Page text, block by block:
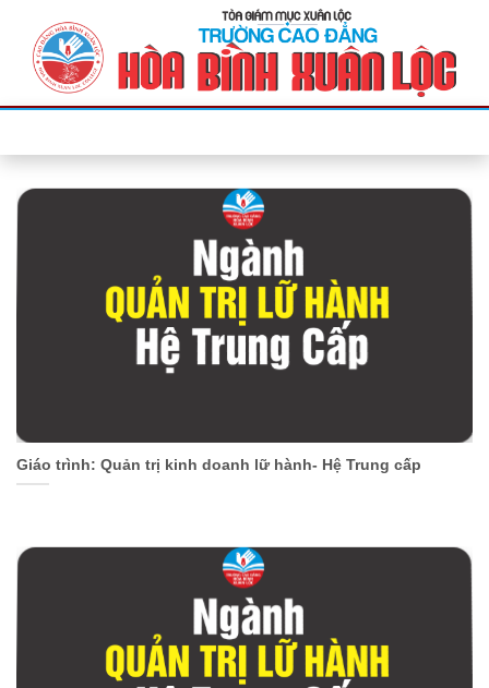
Giáo trình: Quản trị kinh doanh lữ hành- Hệ Trung cấp